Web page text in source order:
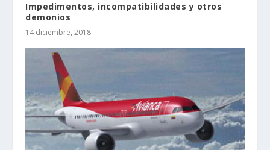
Impedimentos, incompatibilidades y otros
demonios
14 diciembre, 2018